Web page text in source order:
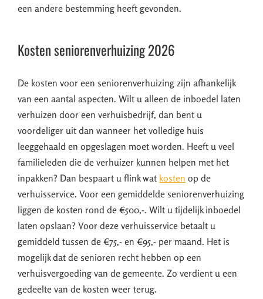
een andere bestemming heeft gevonden.
Kosten seniorenverhuizing 2026
De kosten voor een seniorenverhuizing zijn afhankelijk
van een aantal aspecten. Wilt u alleen de inboedel laten
verhuizen door een verhuisbedrijf, dan bent u
voordeliger uit dan wanneer het volledige huis
leeggehaald en opgeslagen moet worden. Heeft u veel
familieleden die de verhuizer kunnen helpen met het
inpakken? Dan bespaart u flink wat kosten op de
verhuisservice. Voor een gemiddelde seniorenverhuizing
liggen de kosten rond de €500,-. Wilt u tijdelijk inboedel
laten opslaan? Voor deze verhuisservice betaalt u
gemiddeld tussen de €75,- en €95,- per maand. Het is
mogelijk dat de senioren recht hebben op een
verhuisvergoeding van de gemeente. Zo verdient u een
gedeelte van de kosten weer terug.